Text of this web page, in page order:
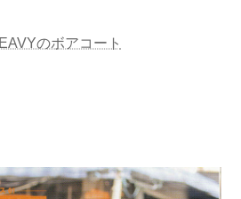
のボアコート